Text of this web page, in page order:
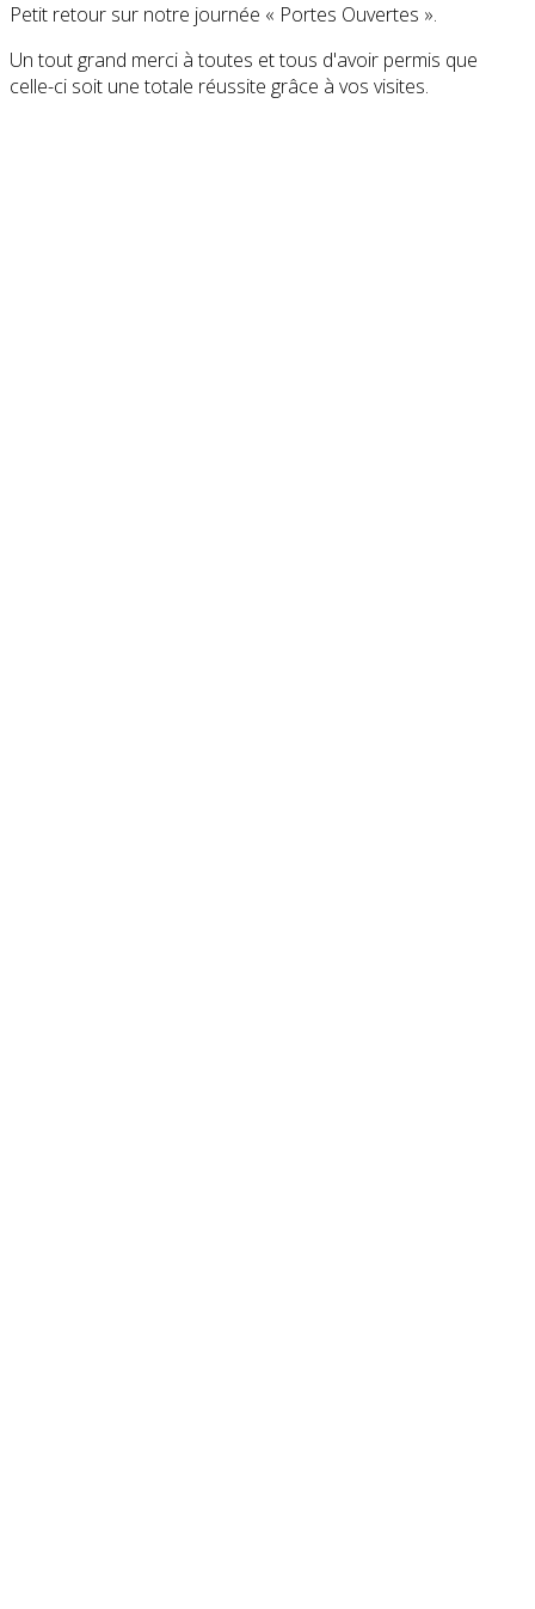
Petit retour sur notre journée « Portes Ouvertes ».
Un tout grand merci à toutes et tous d'avoir permis que
celle-ci soit une totale réussite grâce à vos visites.